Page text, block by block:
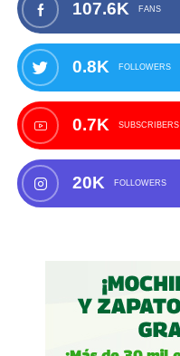
107.6K FANS
0.8K FOLLOWERS
0.7K SUBSCRIBERS
20K FOLLOWERS